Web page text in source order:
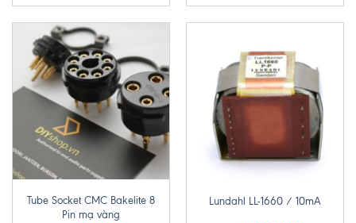
Tube Socket CMC Bakelite 8
Pin mạ vàng
Lundahl LL-1660 / 10mA